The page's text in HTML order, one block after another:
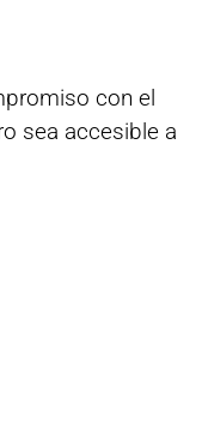
con el
sea accesible a